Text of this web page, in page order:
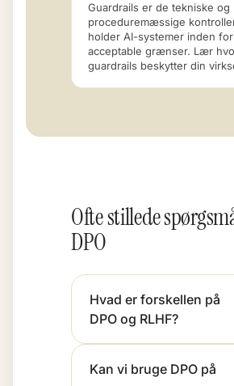
Guardrails er de tekniske og
proceduremæssige
holder AI-systemer inden for
acceptable grænser. Lær
guardrails beskytter din
Ofte stillede
DPO
Hvad er forskellen på
DPO og RLHF?
Kan vi bruge DPO på